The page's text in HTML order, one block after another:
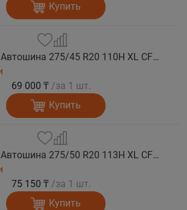
Купить
COMFORSER Автошина 275/45 R20 110H XL CF1100 RWL лето
69 000 ₸ /за 1 шт.
Купить
COMFORSER Автошина 275/50 R20 113H XL CF1100 RWL лето
75 150 ₸ /за 1 шт.
Купить